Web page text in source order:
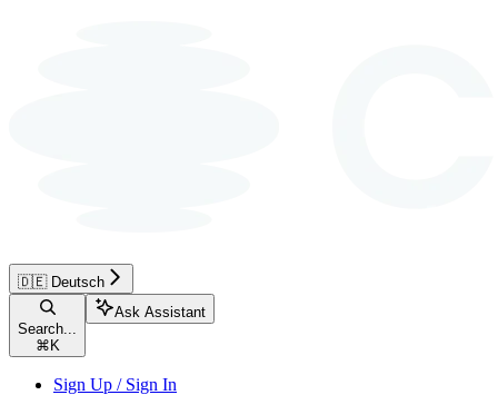
🇩🇪 Deutsch
Search...
⌘ K
Ask Assistant
Sign Up / Sign In